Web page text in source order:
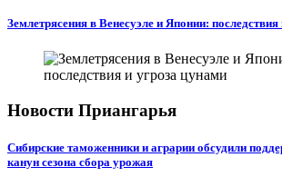
Землетрясения в Венесуэле и Японии:
Новости Приангарья
Сибирские таможенники и аграрии обсудили
канун сезона сбора урожая